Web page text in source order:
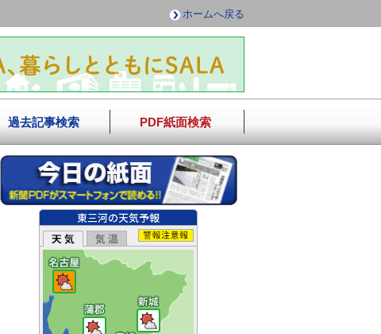
ホームへ戻る
過去記事検索 PDF紙面検索